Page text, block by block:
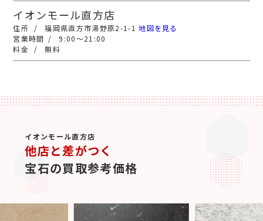
イオンモール直方店
福岡県直方市湯野原2-1-1地図を見る
9:00～21:00
無料
イオンモール直方店
他店と差がつく
宝石の買取参考価格